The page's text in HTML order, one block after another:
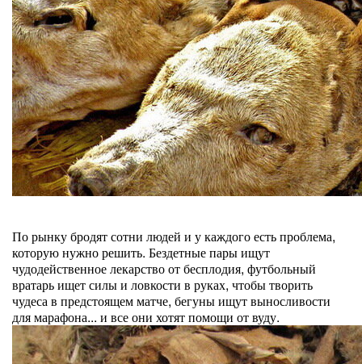
По рынку бродят сотни людей и у каждого есть проблема,
которую нужно решить. Бездетные пары ищут
чудодейственное лекарство от бесплодия, футбольный
вратарь ищет силы и ловкости в руках, чтобы творить
чудеса в предстоящем матче, бегуны ищут выносливости
для марафона... и все они хотят помощи от вуду.